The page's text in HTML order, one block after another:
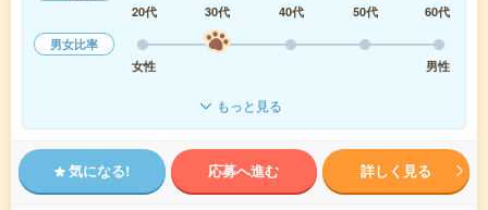
20代
30代 40代 50代
60代
男女比率
女性
男性
もっと見る
気になる! 応募へ進む 詳しく見る